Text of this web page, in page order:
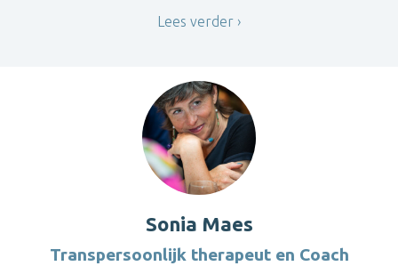
Lees verder
Sonia Maes
Transpersoonlijk therapeut en Coach